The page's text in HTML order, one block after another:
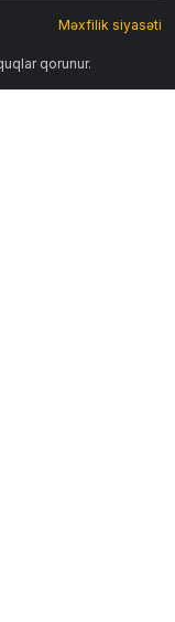
qorunur.
Məxfilik siyasəti